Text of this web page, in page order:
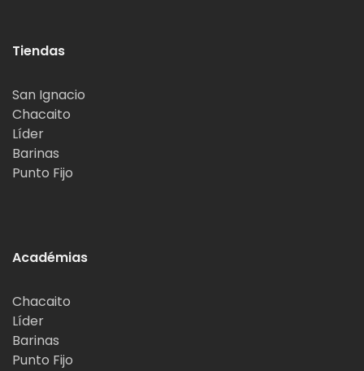
Tiendas
San Ignacio
Chacaito
Líder
Barinas
Punto Fijo
Académias
Chacaito
Líder
Barinas
Punto Fijo